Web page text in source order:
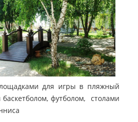
для игры в пляжный
футболом, столами